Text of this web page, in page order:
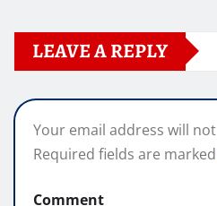
LEAVE A REPLY
Your email address will
Required fields are marked
Comment